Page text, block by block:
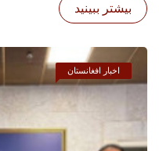
بیشتر ببینید
اخبار افغانستان